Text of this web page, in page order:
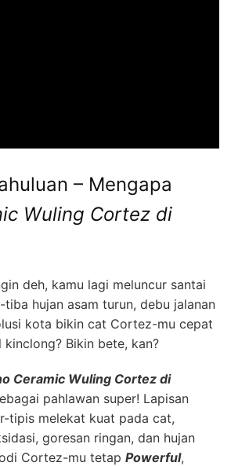
– Mengapa
Wuling Cortez di
deh, kamu lagi meluncur santai
hujan asam turun, debu jalanan
kota bikin cat Cortez-mu cepat
kinclong? Bikin bete, kan?
Ceramic Wuling Cortez di
pahlawan super! Lapisan
tipis melekat kuat pada cat,
goresan ringan, dan hujan
Cortez-mu tetap Powerful,